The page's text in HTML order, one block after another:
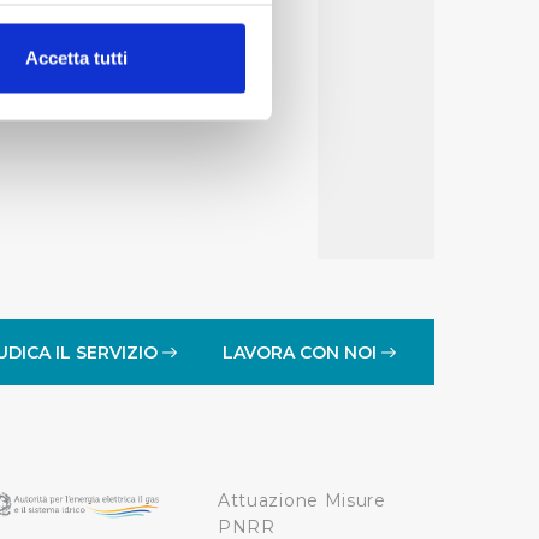
(impronte
che l’Utente ha fornito
i singoli cookie
Accetta tutti
IL SERVIZIO LAVORA CON NOI
Attuazione Misure
PNRR